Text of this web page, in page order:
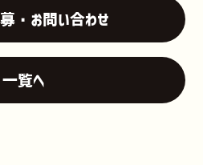
・お問い合わせ
一覧へ